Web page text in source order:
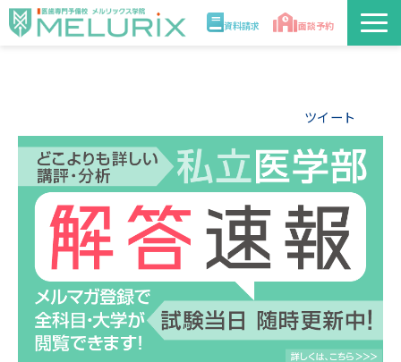
資料請求 面談予約
入学案内
合格実績・合格体験記
医学部解答速報2026
ツイート